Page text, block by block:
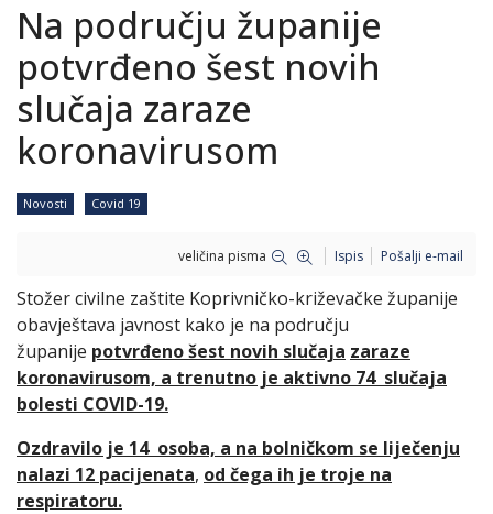
Na području županije
potvrđeno šest novih
slučaja zaraze
koronavirusom
Novosti Covid 19
veličina pisma Ispis Pošalji e-mail
Stožer civilne zaštite Koprivničko-križevačke županije
obavještava javnost kako je na području
županije potvrđeno šest novih slučaja zaraze
koronavirusom, a trenutno je aktivno 74 slučaja
bolesti COVID-19.
Ozdravilo je 14 osoba, a na bolničkom se liječenju
nalazi 12 pacijenata, od čega ih je troje na
respiratoru.